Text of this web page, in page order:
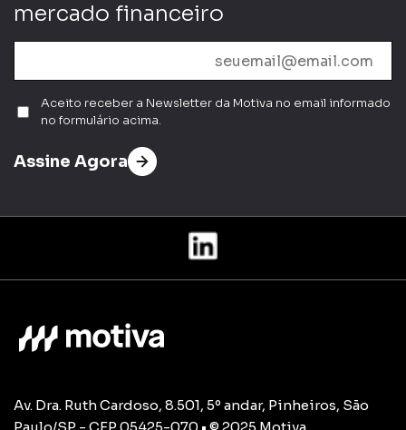
mercado financeiro
Aceito receber a Newsletter da Motiva no email informado
no formulário acima.
Assine Agora
Av. Dra. Ruth Cardoso, 8.501, 5º andar, Pinheiros, São